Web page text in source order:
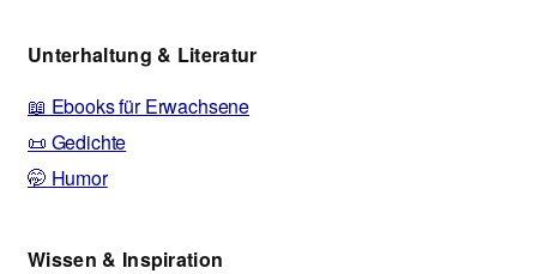
Unterhaltung & Literatur
📖 Ebooks für Erwachsene
📜 Gedichte
🤭 Humor
Wissen & Inspiration